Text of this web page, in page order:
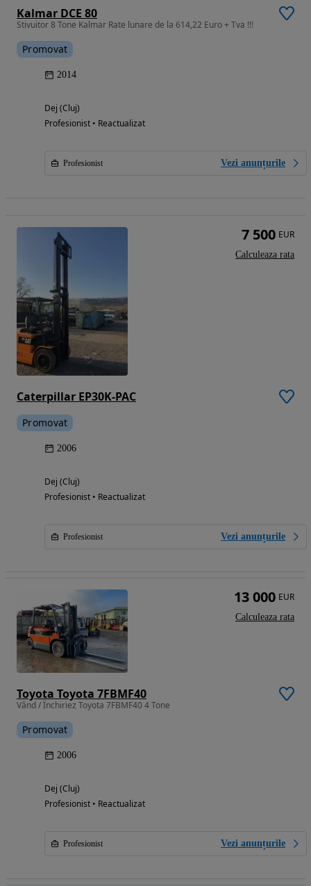
Kalmar DCE 80
Stivuitor 8 Tone Kalmar Rate lunare de la 614,22 Euro + Tva !!!
Promovat
2014
Dej (Cluj)
Profesionist • Reactualizat
Profesionist Vezi anunțurile
Caterpillar EP30K-PAC
Promovat
2006
Dej (Cluj)
Profesionist • Reactualizat
Profesionist Vezi anunțurile
7 500 EUR
Calculeaza rata
Toyota Toyota 7FBMF40
Vând / Închiriez Toyota 7FBMF40 4 Tone
Promovat
2006
Dej (Cluj)
Profesionist • Reactualizat
Profesionist Vezi anunțurile
13 000 EUR
Calculeaza rata